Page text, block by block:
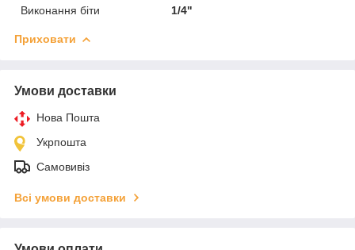
Виконання біти
1/4"
Приховати
Умови доставки
Нова Пошта
Укрпошта
Самовивіз
Всі умови доставки